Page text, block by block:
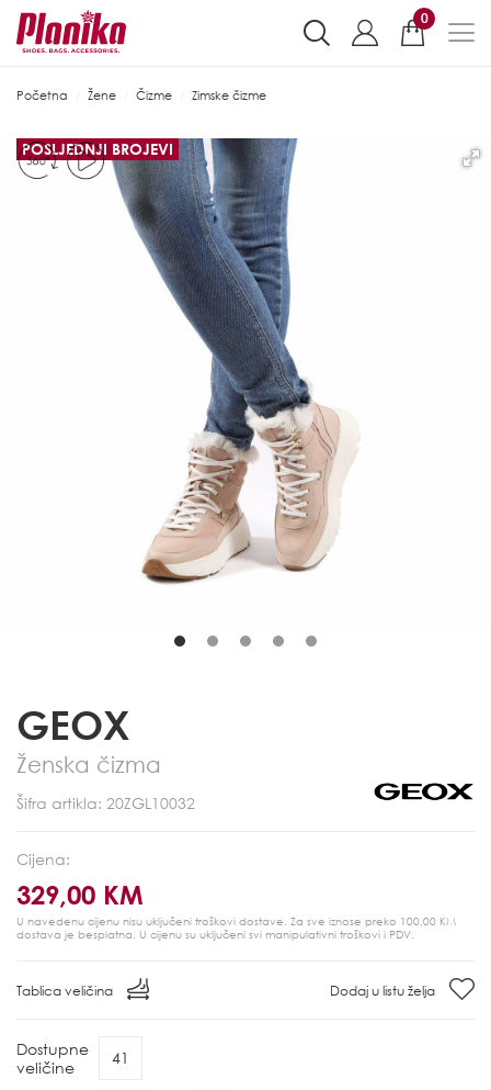
0
Početna Žene Čizme Zimske čizme
POSLJEDNJI BROJEVI
GEOX
Ženska čizma
Šifra artikla: 20ZGL10032
Cijena:
329,00 KM
U navedenu cijenu nisu uključeni troškovi dostave. Za sve iznose preko 100,00 KM
dostava je besplatna. U cijenu su uključeni svi manipulativni troškovi i PDV.
Tablica veličina Dodaj u listu želja
Dostupne
veličine
41